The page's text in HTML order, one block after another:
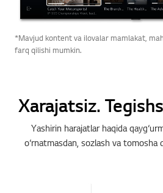
*Mavjud kontent va ilovalar mamlakat,
farq qilishi mumkin.
Xarajatsiz.
Yashirin harajatlar haqida
o‘rnatmasdan, sozlash va tomosha